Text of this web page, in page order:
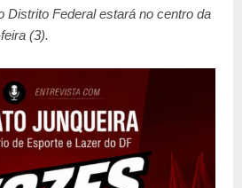
Distrito Federal estará no centro da
(3).